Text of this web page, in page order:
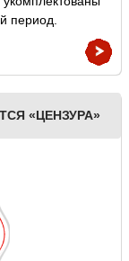
период.
«ЦЕНЗУРА»